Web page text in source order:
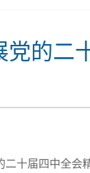
的二
二十届四中全会